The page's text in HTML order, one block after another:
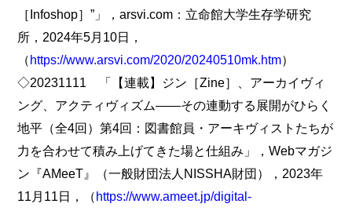
［Infoshop］”」，arsvi.com：立命館大学生存学研究
所，2024年5月10日，
（ https://www.arsvi.com/2020/20240510mk.htm）
◇20231111 「【連載】ジン［Zine］、アーカイヴィ
ング、アクティヴィズム――その連動する展開がひらく
地平（全4回）第4回：図書館員・アーキヴィストたちが
力を合わせて積み上げてきた場と仕組み」，Webマガジ
ン『AMeeT』（一般財団法人NISSHA財団），2023年
11月11日，（ https://www.ameet.jp/digital-